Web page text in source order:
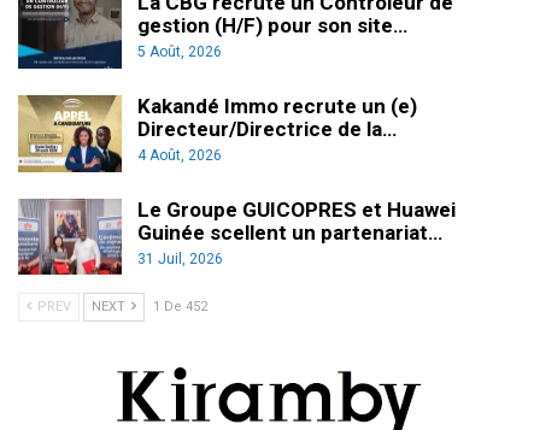
gestion (H/F) pour son site…
5 Août, 2026
Kakandé Immo recrute un (e)
Directeur/Directrice de la…
4 Août, 2026
Le Groupe GUICOPRES et Huawei
Guinée scellent un partenariat…
31 Juil, 2026
PREV NEXT 1 De 452